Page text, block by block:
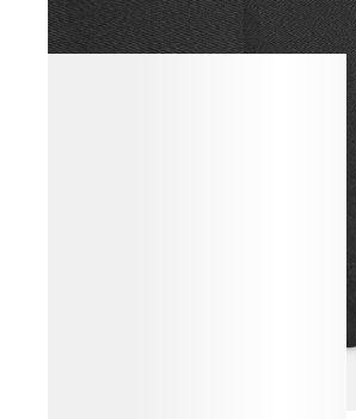
ВЕСЬ ОБРАЗ